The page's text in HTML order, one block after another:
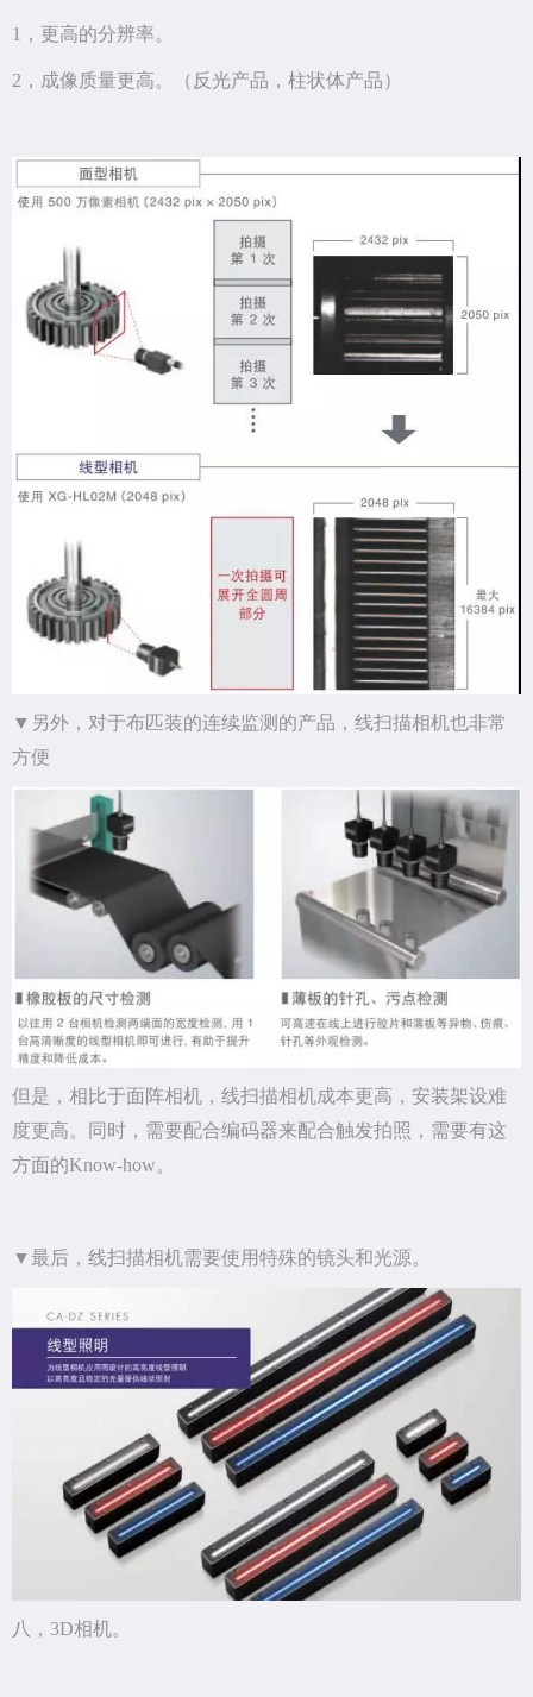
1，更高的分辨率。
2，成像质量更高。（反光产品，柱状体产品）
▼另外，对于布匹装的连续监测的产品，线扫描相机也非常
方便
但是，相比于面阵相机，线扫描相机成本更高，安装架设难
度更高。同时，需要配合编码器来配合触发拍照，需要有这
方面的Know-how。
▼最后，线扫描相机需要使用特殊的镜头和光源。
八，3D相机。